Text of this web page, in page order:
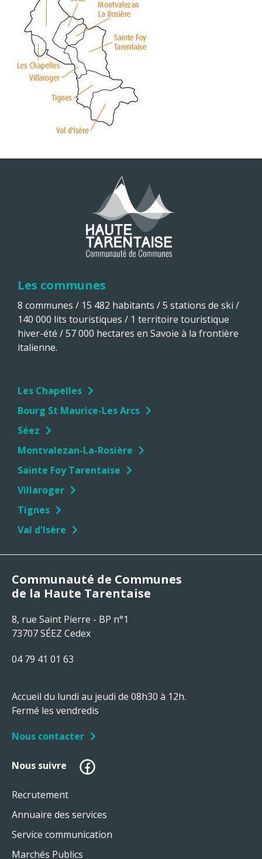
Les communes
8 communes / 15 482 habitants / 5 stations de ski /
140 000 lits touristiques / 1 territoire touristique
hiver-été / 57 000 hectares en Savoie à la frontière
italienne.
Les Chapelles
Bourg St Maurice-Les Arcs
Séez
Montvalezan-La-Rosière
Sainte Foy Tarentaise
Villaroger
Tignes
Val d'Isère
Communauté de Communes
de la Haute Tarentaise
8, rue Saint Pierre - BP n°1
73707 SÉEZ Cedex
04 79 41 01 63
Accueil du lundi au jeudi de 08h30 à 12h.
Fermé les vendredis
Nous contacter
Nous suivre
Recrutement
Annuaire des services
Service communication
Marchés Publics